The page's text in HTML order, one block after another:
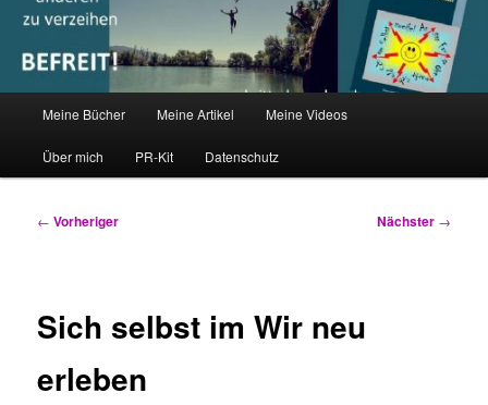
Meine Bücher Meine Artikel Meine Videos
Über mich PR-Kit Datenschutz
Beitragsnavigation
← Vorheriger Nächster →
Sich selbst im Wir neu
erleben